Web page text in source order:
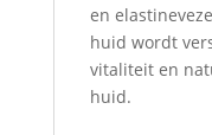
en
huid wordt
vitaliteit en
huid.